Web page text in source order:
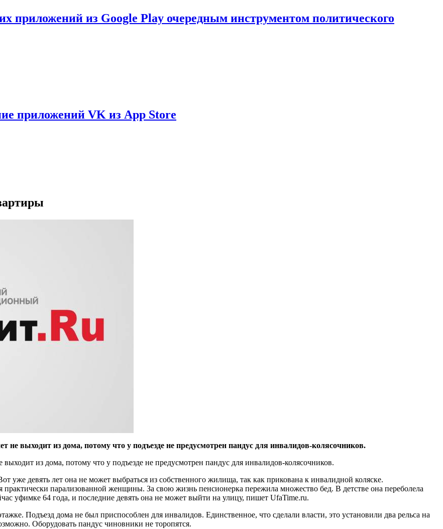
приложений из Google Play очередным инструментом политического
приложений VK из App Store
выходит из дома, потому что у подъезде не предусмотрен пандус для инвалидов-колясочников.
из дома, потому что у подъезде не предусмотрен пандус для инвалидов-колясочников.
уже девять лет она не может выбраться из собственного жилища, так как прикована к инвалидной коляске.
парализованной женщины. За свою жизнь пенсионерка пережила множество бед. В детстве она переболела
уфимке 64 года, и последние девять она не может выйти на улицу, пишет UfaTime.ru.
Подъезд дома не был приспособлен для инвалидов. Единственное, что сделали власти, это установили два рельса на
Оборудовать пандус чиновники не торопятся.